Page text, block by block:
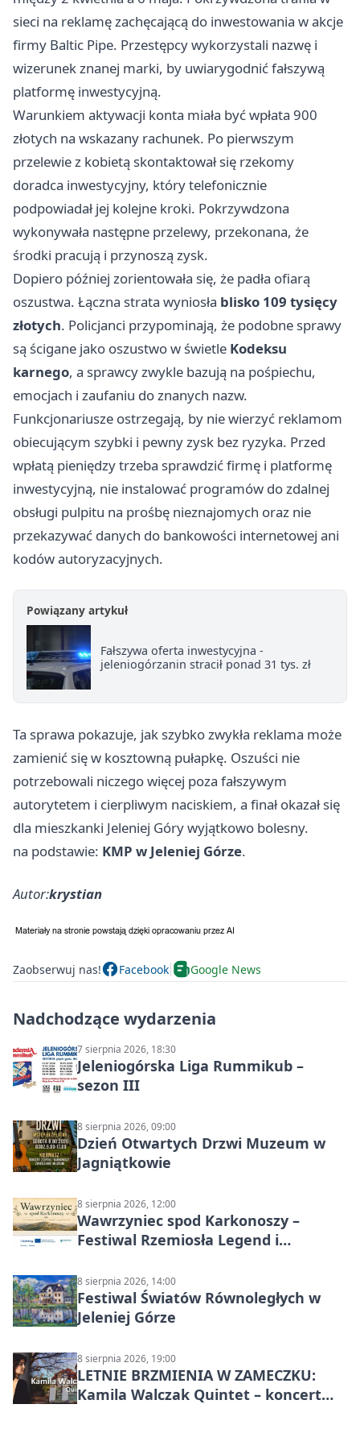
sieci na reklamę zachęcającą do inwestowania w akcje
firmy Baltic Pipe. Przestępcy wykorzystali nazwę i
wizerunek znanej marki, by uwiarygodnić fałszywą
platformę inwestycyjną.
Warunkiem aktywacji konta miała być wpłata 900
złotych na wskazany rachunek. Po pierwszym
przelewie z kobietą skontaktował się rzekomy
doradca inwestycyjny, który telefonicznie
podpowiadał jej kolejne kroki. Pokrzywdzona
wykonywała następne przelewy, przekonana, że
środki pracują i przynoszą zysk.
Dopiero później zorientowała się, że padła ofiarą
oszustwa. Łączna strata wyniosła blisko 109 tysięcy
złotych. Policjanci przypominają, że podobne sprawy
są ścigane jako oszustwo w świetle Kodeksu
karnego, a sprawcy zwykle bazują na pośpiechu,
emocjach i zaufaniu do znanych nazw.
Funkcjonariusze ostrzegają, by nie wierzyć reklamom
obiecującym szybki i pewny zysk bez ryzyka. Przed
wpłatą pieniędzy trzeba sprawdzić firmę i platformę
inwestycyjną, nie instalować programów do zdalnej
obsługi pulpitu na prośbę nieznajomych oraz nie
przekazywać danych do bankowości internetowej ani
kodów autoryzacyjnych.
Powiązany artykuł
Fałszywa oferta inwestycyjna -
jeleniogórzanin stracił ponad 31 tys. zł
Ta sprawa pokazuje, jak szybko zwykła reklama może
zamienić się w kosztowną pułapkę. Oszuści nie
potrzebowali niczego więcej poza fałszywym
autorytetem i cierpliwym naciskiem, a finał okazał się
dla mieszkanki Jeleniej Góry wyjątkowo bolesny.
na podstawie: KMP w Jeleniej Górze.
Autor:krystian
Zaobserwuj nas! Facebook Google News
Nadchodzące wydarzenia
7 sierpnia 2026, 18:30
Jeleniogórska Liga Rummikub –
sezon III
8 sierpnia 2026, 09:00
Dzień Otwartych Drzwi Muzeum w
Jagniątkowie
8 sierpnia 2026, 12:00
Wawrzyniec spod Karkonoszy –
Festiwal Rzemiosła Legend i
8 sierpnia 2026, 14:00
Festiwal Światów Równoległych w
Jeleniej Górze
8 sierpnia 2026, 19:00
LETNIE BRZMIENIA W ZAMECZKU:
Kamila Walczak Quintet – koncert